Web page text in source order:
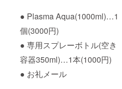
● Plasma Aqua(1000ml)…1
個(3000円)
● 専用スプレーボトル(空き
容器350ml)…1本(1000円)
● お礼メール